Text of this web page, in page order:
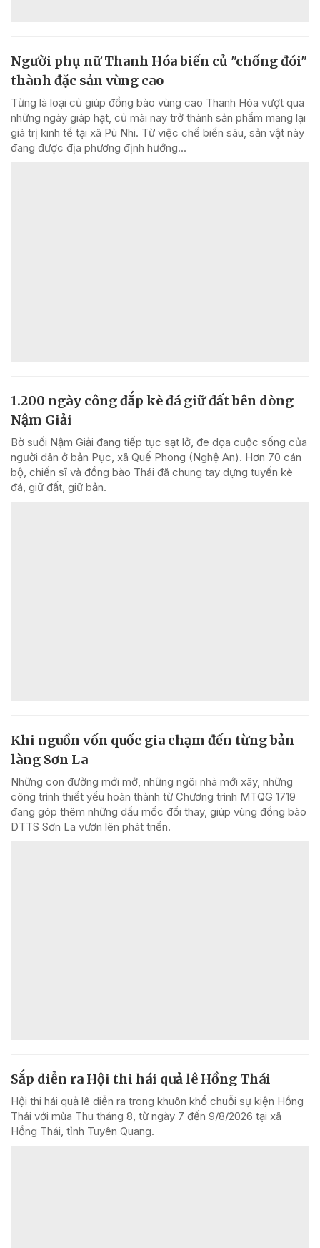
Người phụ nữ Thanh Hóa biến củ "chống đói"
thành đặc sản vùng cao
Từng là loại củ giúp đồng bào vùng cao Thanh Hóa vượt qua
những ngày giáp hạt, củ mài nay trở thành sản phẩm mang lại
giá trị kinh tế tại xã Pù Nhi. Từ việc chế biến sâu, sản vật này
đang được địa phương định hướng...
1.200 ngày công đắp kè đá giữ đất bên dòng
Nậm Giải
Bờ suối Nậm Giải đang tiếp tục sạt lở, đe dọa cuộc sống của
người dân ở bản Pục, xã Quế Phong (Nghệ An). Hơn 70 cán
bộ, chiến sĩ và đồng bào Thái đã chung tay dựng tuyến kè
đá, giữ đất, giữ bản.
Khi nguồn vốn quốc gia chạm đến từng bản
làng Sơn La
Những con đường mới mở, những ngôi nhà mới xây, những
công trình thiết yếu hoàn thành từ Chương trình MTQG 1719
đang góp thêm những dấu mốc đổi thay, giúp vùng đồng bào
DTTS Sơn La vươn lên phát triển.
Sắp diễn ra Hội thi hái quả lê Hồng Thái
Hội thi hái quả lê diễn ra trong khuôn khổ chuỗi sự kiện Hồng
Thái với mùa Thu tháng 8, từ ngày 7 đến 9/8/2026 tại xã
Hồng Thái, tỉnh Tuyên Quang.